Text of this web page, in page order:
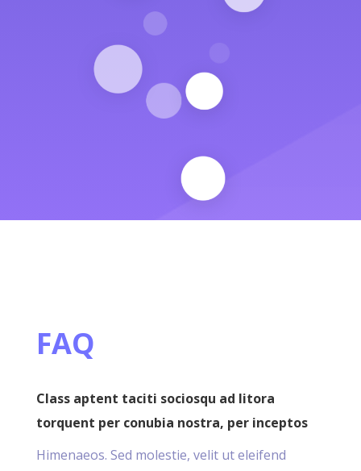
FAQ
Class aptent taciti sociosqu ad litora
torquent per conubia nostra, per inceptos
Himenaeos. Sed molestie, velit ut eleifend